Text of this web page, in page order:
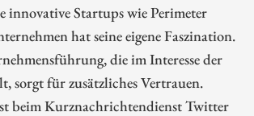
innovative Startups wie Perimeter
hat seine eigene Faszination.
die im Interesse der
sorgt für zusätzliches Vertrauen.
beim Kurznachrichtendienst Twitter